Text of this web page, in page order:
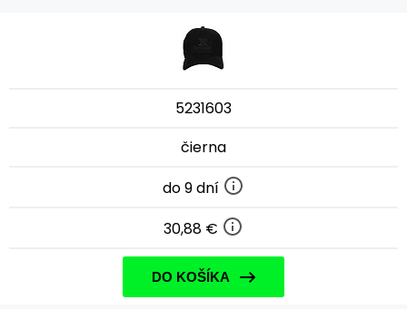
5231603
čierna
do 9 dní
30,88 €
DO KOŠÍKA